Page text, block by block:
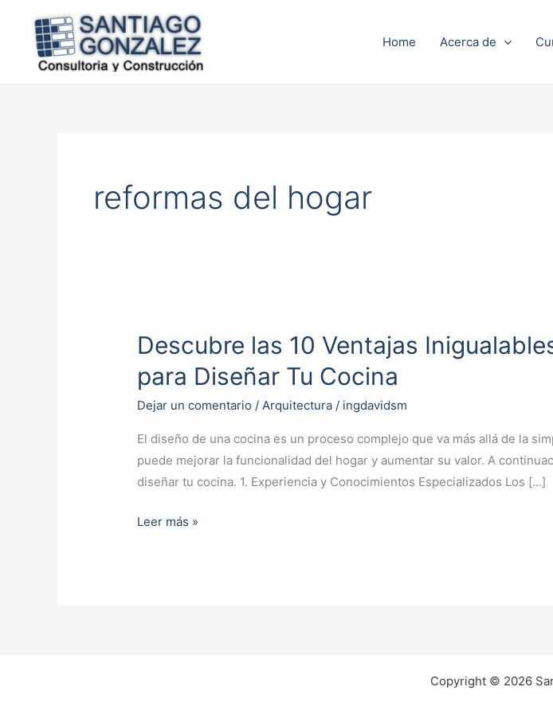
contenido
Home Acerca de
reformas del hogar
Descubre las 10 Ventajas
para Diseñar Tu Cocina
Dejar un comentario /Arquitectura / ingdavidsm
El diseño de una cocina es un proceso complejo que va más allá de la
puede mejorar la funcionalidad del hogar y aumentar su valor. A
diseñar tu cocina. 1. Experiencia y Conocimientos Especializados Los […]
Descubre
10
Ventajas
de
Contratar
a
Leer más »
Copyright © 2026